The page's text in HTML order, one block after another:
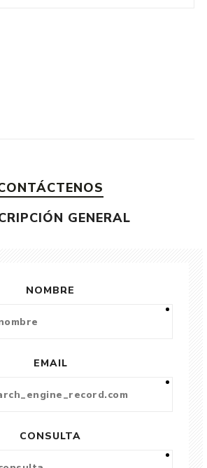
GENERAL
NOMBRE
EMAIL
CONSULTA